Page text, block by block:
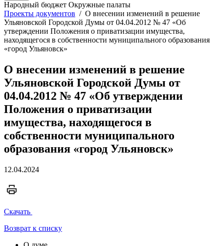
Народный бюджет Окружные палаты
Проекты документов / О внесении изменений в решение
Ульяновской Городской Думы от 04.04.2012 № 47 «Об
утверждении Положения о приватизации имущества,
находящегося в собственности муниципального образования
«город Ульяновск»
О внесении изменений в решение
Ульяновской Городской Думы от
04.04.2012 № 47 «Об утверждении
Положения о приватизации
имущества, находящегося в
собственности муниципального
образования «город Ульяновск»
12.04.2024
Скачать
Возврат к списку